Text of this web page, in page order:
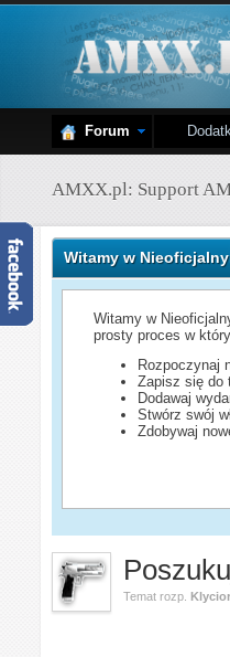
Forum
AMXX.pl: Support
Witamy w
Witamy w
prosty proces w
Rozpoczynaj
Zapisz się do
Dodawaj
Stwórz swój
Zdobywaj
Temat rozp.Klycior